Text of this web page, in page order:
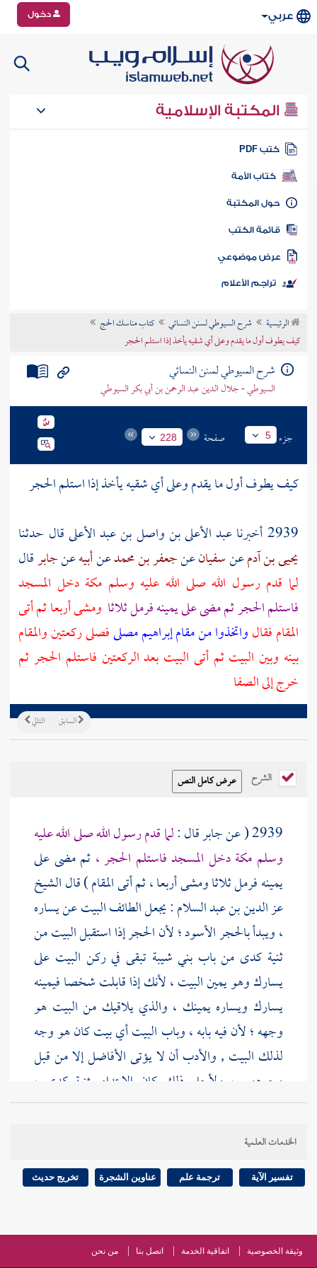
عربي دخول
المكتبة الإسلامية
كتب PDF
كتاب الأمة
المكتبة
الكتب
موضوعي
تراجم الأعلام
الرئيسية شرح السيوطي لسنن النسائي
كتاب مناسك الحج
كيف يطوف أول ما يقدم وعلى أي شقيه يأخذ إذا استلم الحجر
شرح السيوطي لسنن النسائي
السيوطي - جلال الدين عبد الرحمن بن أبي بكر السيوطي
جزء 5 صفحة 228
كيف يطوف أول ما يقدم وعلى أي شقيه يأخذ إذا استلم الحجر
2939 أخبرنا
عبد الأعلى بن واصل بن عبد الأعلىقال حدثنا
يحيى بن آدمعنسفيانعنجعفر بن محمدعنأبيهعنجابرقال
لما قدم رسول الله صلى الله عليه وسلم مكةدخل المسجد
فاستلم الحجر ثم مضى على يمينه فرمل ثلاثا ومشى أربعا ثم أتى
المقامفقالواتخذوا منمقامإبراهيممصلىفصلى ركعتينوالمقام
بينه وبين البيتثم أتى البيت بعد الركعتين فاستلم الحجر ثم
خرج إلىالصفا
التالي السابق
الشرح
2939 ( عن جابرقال :لما قدم رسول الله صلى الله عليه
وسلم مكةدخل المسجدفاستلم الحجر ، ثم مضى على
يمينه فرمل ثلاثا ومشى أربعا ، ثم أتىالمقام) قال الشيخ
عز الدين بن عبد السلام: يجعل الطائف البيت عن يساره
، ويبدأبالحجر الأسود ؛لأن الحجر إذا استقبل البيت من
ثنية كدى منباب بني شيبةتبقى في ركن البيت على
يسارك وهو يمين البيت ، لأنك إذا قابلت شخصا فيمينه
يسارك ويساره يمينك ، والذي يلاقيك من البيت هو
وجهه ؛ لأن فيه بابه ، وباب البيت أي بيت كان هو وجه
لذلك البيت , والأدب أن لا يؤتى الأفاضل إلا من قبل
وجوههم ، ولأجل ذلك كان الابتداء بثنية كدى ،
والأصل في كل قربة يصح فعلها باليمين واليسار أن لا
تفعل إلا باليمين كالوضوء وغيره ، فإذا ابتدأ بالحجر
والوجه معا ، فيجمع بين الفاضلين الكريمين ، ولو ابتدأ
ويمينالبيتجميع الحائط الذي بعد[ص:230 ]
الحائط
الذي فيه البيت ،ويسار البيتالحائط الذي يقابله ، ودبر
الخدمات العلمية
تفسير الآية ترجمة علم عناوين الشجرة تخريج حديث
وثيقة الخصوصية اتفاقية الخدمة اتصل بنا من نحن